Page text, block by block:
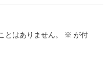
とはありません。 ※ が付